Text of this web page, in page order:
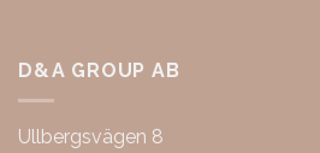
D&A GROUP AB
Ullbergsvägen 8